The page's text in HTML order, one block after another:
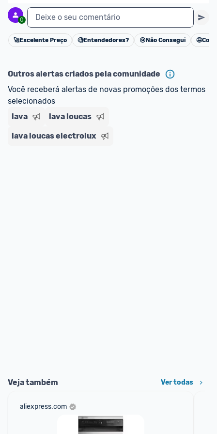
0 Deixe o seu comentário
Cancelar
🚀Excelente Preço 🧐Entendedores? 😢 Não Consegui 🤩
Outros alertas criados pela comunidade
Você receberá alertas de novas promoções dos termos
selecionados
lava
lava loucas
lava loucas electrolux
Veja também Ver todas
aliexpress.com